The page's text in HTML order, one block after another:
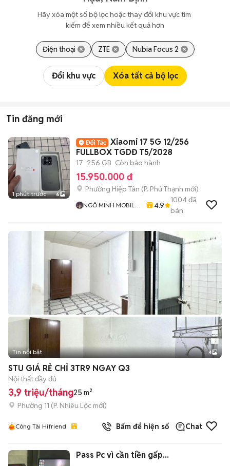
Hãy xóa một số bộ lọc hoặc thay đổi khu vực tìm
kiếm để xem nhiều kết quả hơn
Điện thoại ZTE Nubia Focus 2
Đổi khu vực Xóa tất cả bộ lọc
Tin đăng mới
1 phút trước 6
Xiaomi 17 5G 12/256
FULLBOX TGDĐ T5/2028
17 256 GB Còn bảo hành
15.950.000 đ
Phường Hiệp Tân (P. Phú Thạnh mới)
NGÔ MINH MOBILE
4.9
1004đã
bán
Tin nổi bật 4
STU GIÁ RẺ CHỈ 3TR9 NGAY Q3
Nội thất đầy đủ
3,9 triệu/tháng25 m²
Phường 11 (P. Nhiêu Lộc mới)
Công Tài Hifriend Bấm để hiện số Chat
Pass Pc vì cần tiền gấp...